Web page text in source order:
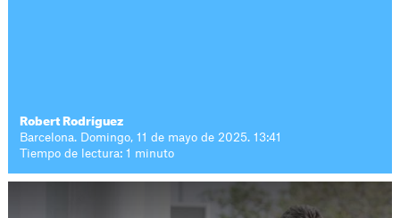
Robert Rodríguez
Barcelona. Domingo, 11 de mayo de 2025. 13:41
Tiempo de lectura: 1 minuto